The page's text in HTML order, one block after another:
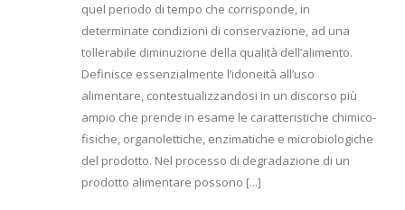
quel periodo di tempo che corrisponde, in
determinate condizioni di conservazione, ad una
tollerabile diminuzione della qualità dell’alimento.
Definisce essenzialmente l’idoneità all’uso
alimentare, contestualizzandosi in un discorso più
ampio che prende in esame le caratteristiche chimico-
fisiche, organolettiche, enzimatiche e microbiologiche
del prodotto. Nel processo di degradazione di un
prodotto alimentare possono [...]